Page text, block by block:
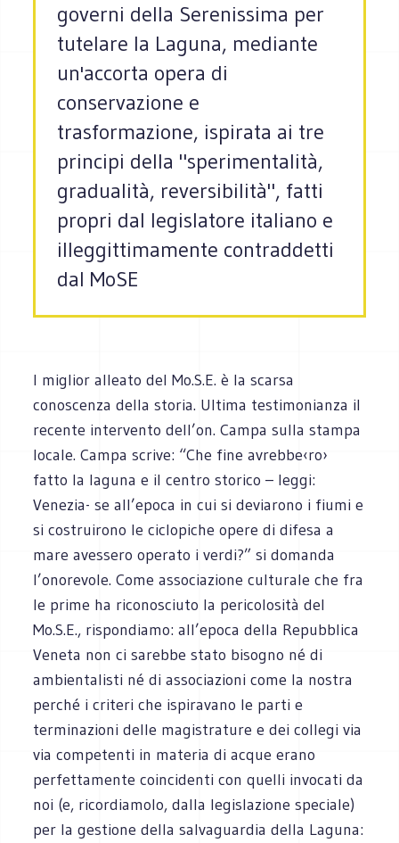
governi della Serenissima per
tutelare la Laguna, mediante
un'accorta opera di
conservazione e
trasformazione, ispirata ai tre
principi della "sperimentalità,
gradualità, reversibilità", fatti
propri dal legislatore italiano e
illeggittimamente contraddetti
dal MoSE
I miglior alleato del Mo.S.E. è la scarsa
conoscenza della storia. Ultima testimonianza il
recente intervento dell’on. Campa sulla stampa
locale. Campa scrive: “Che fine avrebbe‹ro›
fatto la laguna e il centro storico – leggi:
Venezia- se all’epoca in cui si deviarono i fiumi e
si costruirono le ciclopiche opere di difesa a
mare avessero operato i verdi?” si domanda
l’onorevole. Come associazione culturale che fra
le prime ha riconosciuto la pericolosità del
Mo.S.E., rispondiamo: all’epoca della Repubblica
Veneta non ci sarebbe stato bisogno né di
ambientalisti né di associazioni come la nostra
perché i criteri che ispiravano le parti e
terminazioni delle magistrature e dei collegi via
via competenti in materia di acque erano
perfettamente coincidenti con quelli invocati da
noi (e, ricordiamolo, dalla legislazione speciale)
per la gestione della salvaguardia della Laguna: